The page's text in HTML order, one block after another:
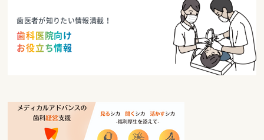
歯医者が知りたい情報満載！
歯科医院向け
お役立ち情報